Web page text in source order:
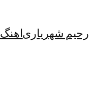
رحیم شهریاری